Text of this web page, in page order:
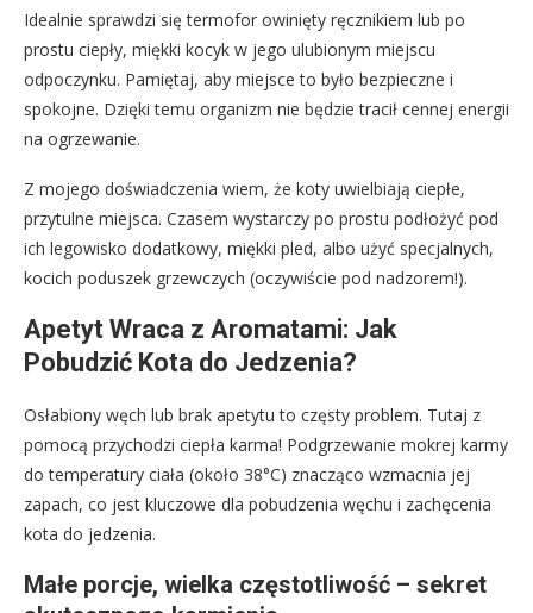
Idealnie sprawdzi się termofor owinięty ręcznikiem lub po
prostu ciepły, miękki kocyk w jego ulubionym miejscu
odpoczynku. Pamiętaj, aby miejsce to było bezpieczne i
spokojne. Dzięki temu organizm nie będzie tracił cennej energii
na ogrzewanie.
Z mojego doświadczenia wiem, że koty uwielbiają ciepłe,
przytulne miejsca. Czasem wystarczy po prostu podłożyć pod
ich legowisko dodatkowy, miękki pled, albo użyć specjalnych,
kocich poduszek grzewczych (oczywiście pod nadzorem!).
Apetyt Wraca z Aromatami: Jak
Pobudzić Kota do Jedzenia?
Osłabiony węch lub brak apetytu to częsty problem. Tutaj z
pomocą przychodzi ciepła karma! Podgrzewanie mokrej karmy
do temperatury ciała (około 38°C) znacząco wzmacnia jej
zapach, co jest kluczowe dla pobudzenia węchu i zachęcenia
kota do jedzenia.
Małe porcje, wielka częstotliwość – sekret